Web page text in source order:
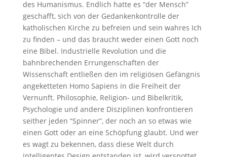
des Humanismus. Endlich hatte es “der Mensch”
geschafft, sich von der Gedankenkontrolle der
katholischen Kirche zu befreien und sein wahres Ich
zu finden – und das braucht weder einen Gott noch
eine Bibel. Industrielle Revolution und die
bahnbrechenden Errungenschaften der
Wissenschaft entließen den im religiösen Gefängnis
angeketteten Homo Sapiens in die Freiheit der
Vernunft. Philosophie, Religion- und Bibelkritik,
Psychologie und andere Disziplinen konfrontieren
seither jeden “Spinner”, der noch an so etwas wie
einen Gott oder an eine Schöpfung glaubt. Und wer
es wagt zu bekennen, dass diese Welt durch